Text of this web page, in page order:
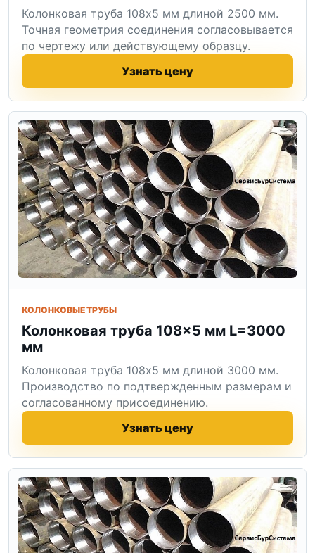
Колонковая труба 108x5 мм длиной 2500 мм.
Точная геометрия соединения согласовывается
по чертежу или действующему образцу.
Узнать цену
КОЛОНКОВЫЕ ТРУБЫ
Колонковая труба 108×5 мм L=3000
мм
Колонковая труба 108x5 мм длиной 3000 мм.
Производство по подтвержденным размерам и
согласованному присоединению.
Узнать цену